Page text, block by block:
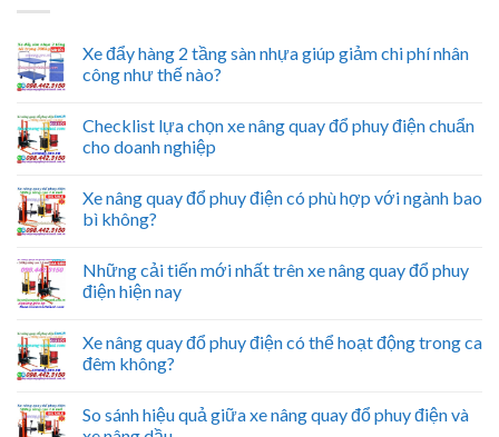
Xe đẩy hàng 2 tầng sàn nhựa giúp giảm chi phí nhân
công như thế nào?
Checklist lựa chọn xe nâng quay đổ phuy điện chuẩn
cho doanh nghiệp
Xe nâng quay đổ phuy điện có phù hợp với ngành bao
bì không?
Những cải tiến mới nhất trên xe nâng quay đổ phuy
điện hiện nay
Xe nâng quay đổ phuy điện có thể hoạt động trong ca
đêm không?
So sánh hiệu quả giữa xe nâng quay đổ phuy điện và